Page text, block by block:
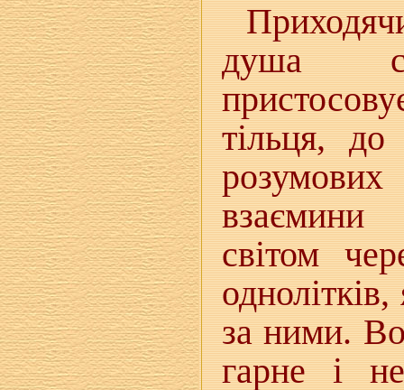
душа
тільця,
взаємини
світом
за ними.
гарне і